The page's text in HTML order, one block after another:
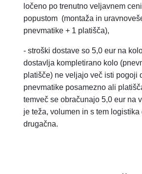
ločeno po trenutno veljavnem
popustom (montaža in
pnevmatike + 1 platišča),
- stroški dostave so 5,0 eur na
dostavlja kompletirano kolo
platišče) ne veljajo več isti pogoji
pnevmatike posamezno ali
temveč se obračunajo 5,0 eur na
je teža, volumen in s tem logistika
drugačna.